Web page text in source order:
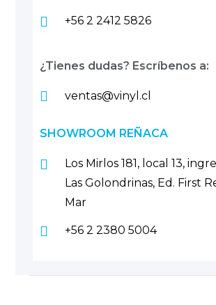
+56 2 2412 5826
¿Tienes dudas? Escríbenos a:
ventas@vinyl.cl
SHOWROOM REÑACA
Los Mirlos 181, local 13,
Las Golondrinas, Ed. First
Mar
+56 2 2380 5004